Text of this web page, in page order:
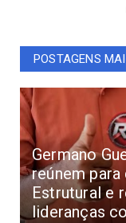
POSTAGENS
Germano
reúnem
Estrutural e
lideranças